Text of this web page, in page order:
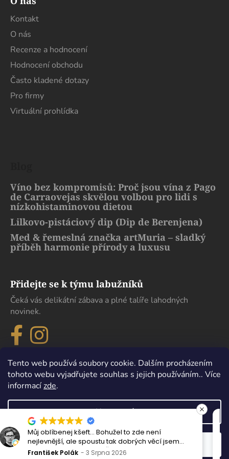
Tento web používá soubory cookie. Dalším procházením
tohoto webu vyjadřujete souhlas s jejich používáním.. Více
informacízde.
Nastavení
Odmítnout Souhlasím
Kontakt
O nás
Recenze a hodnocení
Hodnocení obchodu
Často kladené dotazy
Pro firmy
Virtuální prohlídka
Víno bez kompromisů: Proč jsou vína z Pago
de Carraovejas skvělou volbou pro lidi s
nízkohistaminovou dietou
Lilkovo-pistáciový dip (Dip de Berenjena)
Med & řemeslná značka artMuria – sladký
příběh harmonie přírody a luxusu
Přidejte se k týmu labužníků
Čeká vás delikátní zábava a plné talíře lahodných
novinek.
Vytvořil Shoptet
Copyright 2026eDelikatesy . Všechna práva vyhrazena.
Maximální spokojenost, sehnal jsem zde
která se nikde jinde v Čechách sehnat nedá.
Perfektně zabaleno i doručeno. Děkuji
Milan Esender